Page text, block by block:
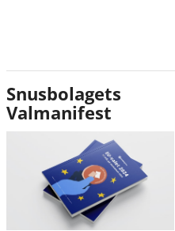
Snusbolagets
Valmanifest